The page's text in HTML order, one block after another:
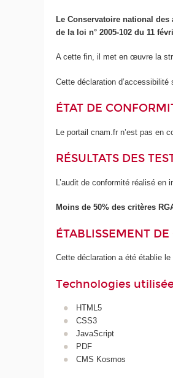
Le Conservatoire national des
de la loi n° 2005-102 du 11
A cette fin, il met en œuvre la
Cette déclaration d’accessibilité
ÉTAT DE
Le portail cnam.fr n’est pas en
RÉSULTATS DES
L’audit de conformité réalisé en
Moins de 50% des critères
ÉTABLISSEMENT DE
Cette déclaration a été établie le
Technologies
HTML5
CSS3
JavaScript
PDF
CMS Kosmos